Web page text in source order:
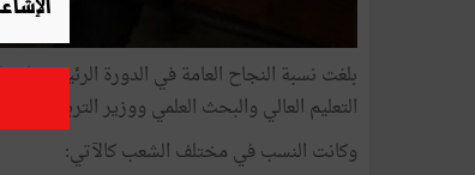
التعليم العالي والبحث العلمي ووزير التربية
وكانت النسب في مختلف الشعب كالآتي: